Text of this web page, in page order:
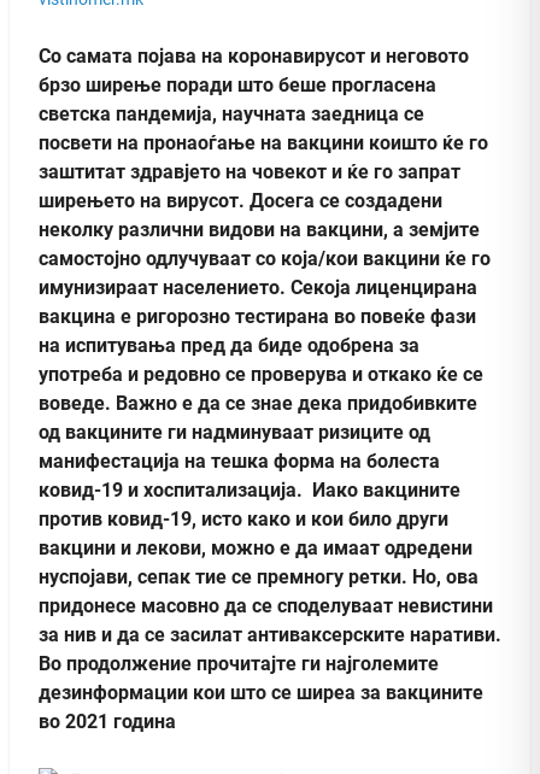
Со самата појава на коронавирусот и неговото
брзо ширење поради што беше прогласена
светска пандемија, научната заедница се
посвети на пронаоѓање на вакцини коишто ќе го
заштитат здравјето на човекот и ќе го запрат
ширењето на вирусот. Досега се создадени
неколку различни видови на вакцини, а земјите
самостојно одлучуваат со која/кои вакцини ќе го
имунизираат населението. Секоја лиценцирана
вакцина е ригорозно тестирана во повеќе фази
на испитувања пред да биде одобрена за
употреба и редовно се проверува и откако ќе се
воведе. Важно е да се знае дека придобивките
од вакцините ги надминуваат ризиците од
манифестација на тешка форма на болеста
ковид-19 и хоспитализација. Иако вакцините
против ковид-19, исто како и кои било други
вакцини и лекови, можно е да имаат одредени
нуспојави, сепак тие се премногу ретки. Но, ова
придонесе масовно да се споделуваат невистини
за нив и да се засилат антиваксерските наративи.
Во продолжение прочитајте ги најголемите
дезинформации кои што се ширеа за вакцините
во 2021 година